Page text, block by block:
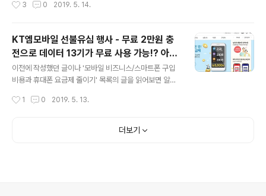
니라, 가격이 꽤 차이난다는 점이다. Samsung Galaxy ..
른다. 가성비 스마트폰을 좋아하다보니, 그런 쪽에 스마트
본다. * 이런 기사에 낚여서 좋지도 않은 제품 비싸게 사지
않았으면 하는 바람으로 적어본다. 어이없이 읽었던 기사:
촌철살IT 30만원대 갤럭시A30 프리미엄폰 같은 중저가
폰 | 한경닷컴 @ 2019.5.13 갤럭시 A30 제품 세부 사양
디스플레이: 6.4인치 FHD+ 슈퍼 아몰레드 디스플레이 크
옥타 코어 카메라: 후면 13MP(f/1.7..
3 0 2019. 5. 14.
KT엠모바일 선불유심 행사 - 무료 2만원 충
전으로 데이터 13기가 무료 사용 가능!? 아님
실수? 실수더라도 최하 1.3기가 무료일지도...
이전에 작성했던 글이나 '모바일 비즈니스/스마트폰 구입
비용과 휴대폰 요금제 줄이기' 목록의 글을 읽어보면 알겠
수준으로 통신 요금을 지출했었고, 최근 KT엠모바일의 U
건 제공을 5,390원에 이용하고 있다. 그래서 가끔 알뜰요
1 0 2019. 5. 13.
더보기